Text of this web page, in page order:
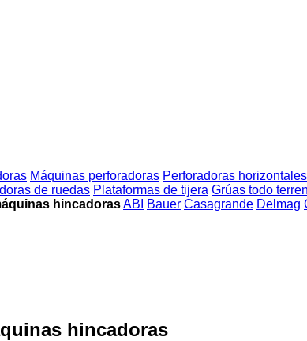
Máquinas perforadoras Perforadoras horizontales
de ruedas Plataformas de tijera Grúas todo
hincadorasABI Bauer Casagrande Delmag
hincadoras